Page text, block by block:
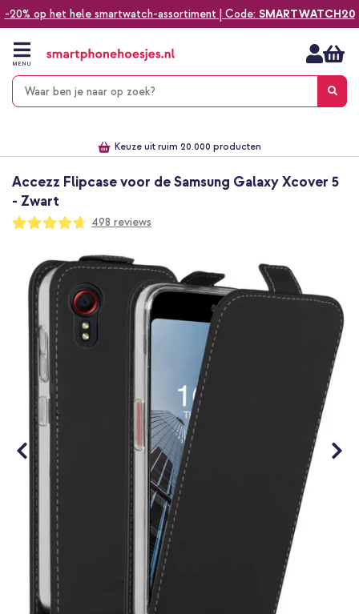
-20% op het hele smartwatch-assortiment | Code: SMARTWATCH20
naar
inhoud
MENU
Keuze uit ruim 20.000 producten
Accezz Flipcase voor de Samsung Galaxy Xcover 5
- Zwart
Waardering:
93
100
498 reviews
einde
afbeeldingen-
gallerij